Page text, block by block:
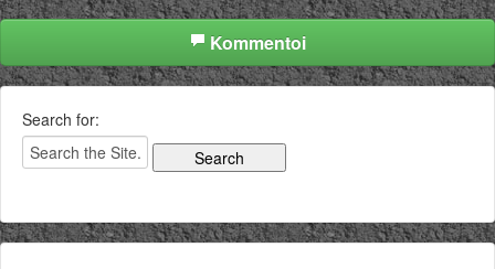
Kommentoi
Search for: